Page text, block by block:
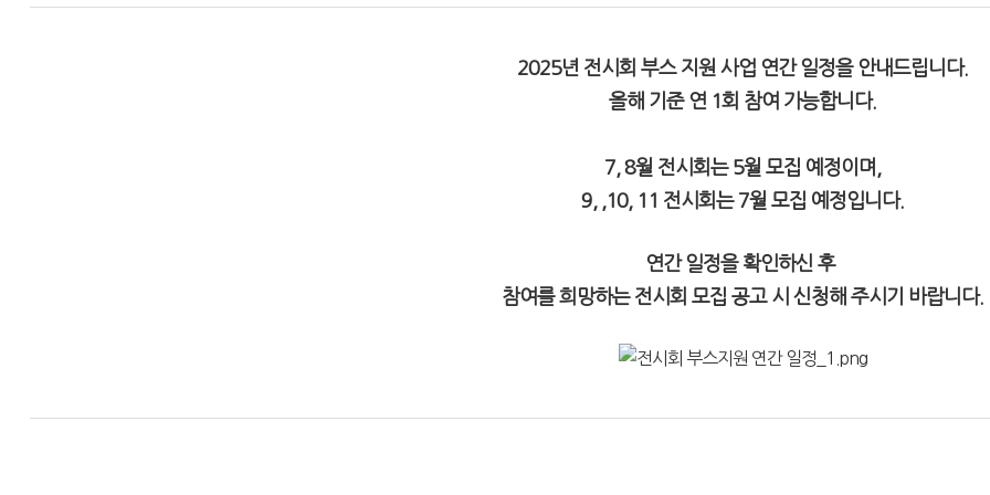
2025년 전시회 부스 지원 사업 연간 일정을 안내드립니다.
올해 기준 연 1회 참여 가능합니다.
7, 8월 전시회는 5월 모집 예정이며,
9, ,10, 11 전시회는 7월 모집 예정입니다.
연간 일정을 확인하신 후
참여를 희망하는 전시회 모집 공고 시 신청해 주시기 바랍니다.